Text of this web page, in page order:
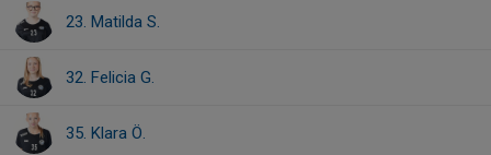
23. Matilda S.
32. Felicia G.
35. Klara Ö.